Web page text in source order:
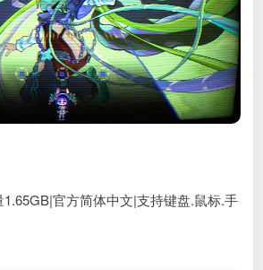
1.65GB|官方简体中文|支持键盘.鼠标.手